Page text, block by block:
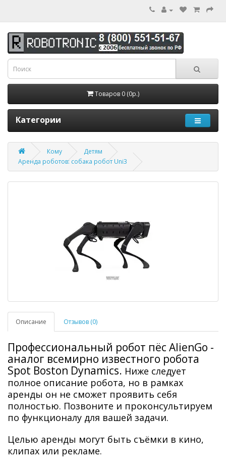
Товаров 0 (0р.)
Категории
Кому
Детям
Аренда роботов: собака робот Uni3
Описание Отзывов (0)
Профессиональный робот пёс AlienGo -
аналог всемирно известного робота
Spot Boston Dynamics. Ниже следует
полное описание робота, но в рамках
аренды он не сможет проявить себя
полностью. Позвоните и проконсультируем
по функционалу для вашей задачи.
Целью аренды могут быть съёмки в кино,
клипах или рекламе.